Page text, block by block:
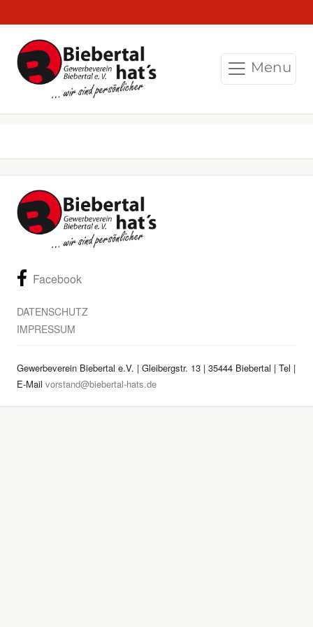
Menu
Facebook
DATENSCHUTZ
IMPRESSUM
Gewerbeverein Biebertal e.V. | Gleibergstr. 13 | 35444 Biebertal | Tel |
E-Mail vorstand@biebertal-hats.de